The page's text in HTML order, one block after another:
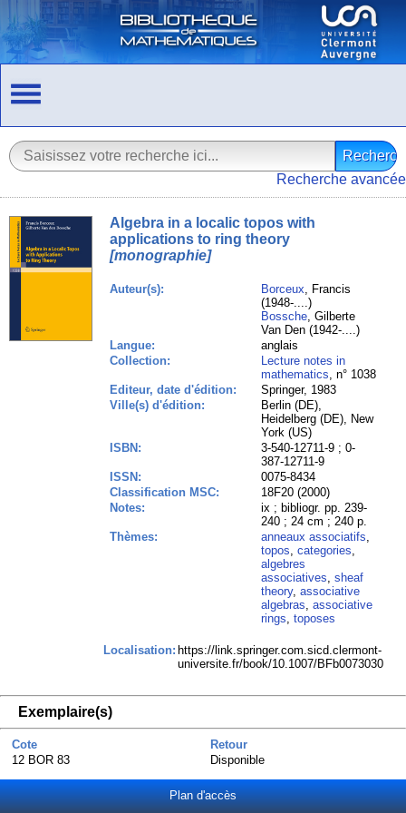
Recherche avancée
Algebra in a localic topos with
applications to ring theory
[monographie]
Auteur(s): Borceux, Francis
(1948-....)
Bossche, Gilberte
Van Den (1942-....)
Langue:
anglais
Collection:
Lecture notes in
mathematics, n° 1038
Editeur, date d'édition:
Springer, 1983
Ville(s) d'édition:
Berlin (DE),
Heidelberg (DE), New
York (US)
ISBN:
3-540-12711-9 ; 0-
387-12711-9
ISSN:
0075-8434
Classification MSC:
18F20 (2000)
Notes:
ix ; bibliogr. pp. 239-
240 ; 24 cm ; 240 p.
Thèmes:
anneaux associatifs,
topos,categories,
algebres
associatives,sheaf
theory,associative
algebras,associative
rings,toposes
Localisation: https://link.springer.com.sicd.clermont-
universite.fr/book/10.1007/BFb0073030
Exemplaire(s)
Cote
Retour
12 BOR 83
Disponible
Plan d'accès